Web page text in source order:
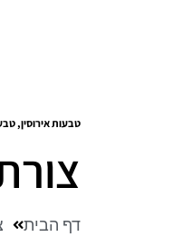
טבעות אירוסין,
דף הבית